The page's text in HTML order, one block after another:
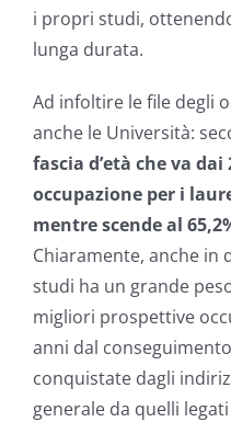
i propri studi,
lunga durata.
Ad infoltire le file degli
anche le Università:
fascia d’età che va
occupazione per i
mentre scende al
Chiaramente, anche in
studi ha un grande
migliori prospettive
anni dal
conquistate dagli
generale da quelli